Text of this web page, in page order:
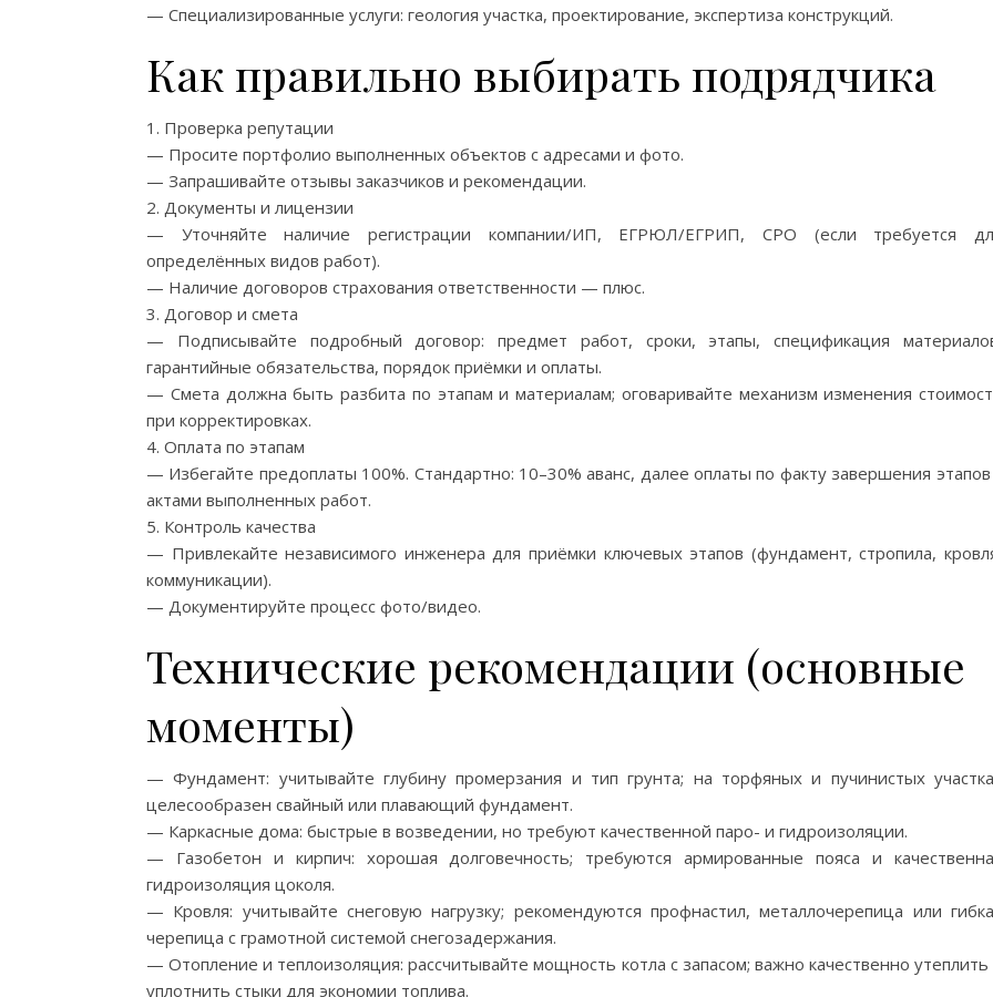
— Специализированные услуги: геология участка, проектирование, экспертиза конструкций.
Как правильно выбирать подрядчика
1. Проверка репутации
— Просите портфолио выполненных объектов с адресами и фото.
— Запрашивайте отзывы заказчиков и рекомендации.
2. Документы и лицензии
— Уточняйте наличие регистрации компании/ИП, ЕГРЮЛ/ЕГРИП, СРО (если требуется
определённых видов работ).
— Наличие договоров страхования ответственности — плюс.
3. Договор и смета
— Подписывайте подробный договор: предмет работ, сроки, этапы, спецификация
гарантийные обязательства, порядок приёмки и оплаты.
— Смета должна быть разбита по этапам и материалам; оговаривайте механизм изменения
при корректировках.
4. Оплата по этапам
— Избегайте предоплаты 100%. Стандартно: 10–30% аванс, далее оплаты по факту завершения этапов
актами выполненных работ.
5. Контроль качества
— Привлекайте независимого инженера для приёмки ключевых этапов (фундамент, стропила,
коммуникации).
— Документируйте процесс фото/видео.
Технические рекомендации (основные
моменты)
— Фундамент: учитывайте глубину промерзания и тип грунта; на торфяных и пучинистых
целесообразен свайный или плавающий фундамент.
— Каркасные дома: быстрые в возведении, но требуют качественной паро- и гидроизоляции.
— Газобетон и кирпич: хорошая долговечность; требуются армированные пояса и
гидроизоляция цоколя.
— Кровля: учитывайте снеговую нагрузку; рекомендуются профнастил, металлочерепица или
черепица с грамотной системой снегозадержания.
— Отопление и теплоизоляция: рассчитывайте мощность котла с запасом; важно качественно утеплить
уплотнить стыки для экономии топлива.